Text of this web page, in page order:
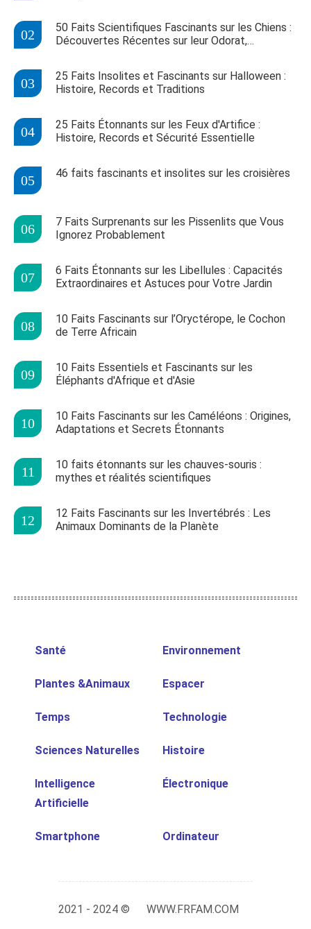
50 Faits Scientifiques Fascinants sur les Chiens :
Découvertes Récentes sur leur Odorat,
25 Faits Insolites et Fascinants sur Halloween :
Histoire, Records et Traditions
25 Faits Étonnants sur les Feux d'Artifice :
Histoire, Records et Sécurité Essentielle
46 faits fascinants et insolites sur les croisières
7 Faits Surprenants sur les Pissenlits que Vous
Ignorez Probablement
6 Faits Étonnants sur les Libellules : Capacités
Extraordinaires et Astuces pour Votre Jardin
10 Faits Fascinants sur l’Oryctérope, le Cochon
de Terre Africain
10 Faits Essentiels et Fascinants sur les
Éléphants d'Afrique et d'Asie
10 Faits Fascinants sur les Caméléons : Origines,
Adaptations et Secrets Étonnants
10 faits étonnants sur les chauves-souris :
mythes et réalités scientifiques
12 Faits Fascinants sur les Invertébrés : Les
Animaux Dominants de la Planète
Santé Environnement
Plantes &Animaux Espacer
Temps Technologie
Sciences Naturelles Histoire
Intelligence
Artificielle
Électronique
Smartphone Ordinateur
2021 - 2024 © WWW.FRFAM.COM